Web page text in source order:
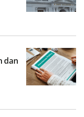
dan